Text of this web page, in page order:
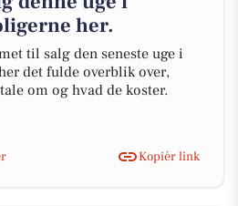
her.
til salg den seneste uge i
det fulde overblik over,
om og hvad de koster.
Kopiér link